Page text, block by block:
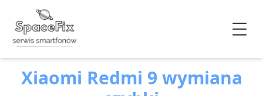
Xiaomi Redmi 9 wymiana